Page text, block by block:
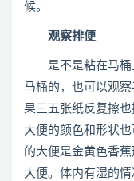
候。
观察排便
是不是粘在马桶
马桶的，也可以观
果三五张纸反复擦
大便的颜色和形状
的大便是金黄色香
大便。体内有湿的